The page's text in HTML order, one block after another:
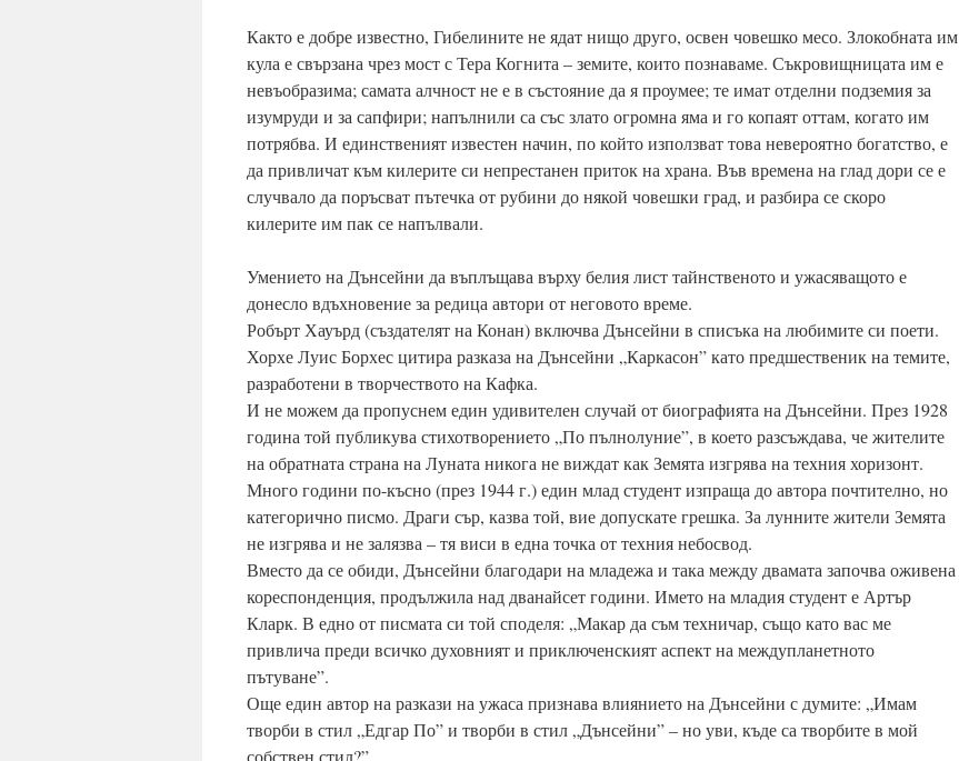
Както е добре известно, Гибелините не ядат нищо друго, освен човешко месо. Злокобната им
кула е свързана чрез мост с Тера Когнита – земите, които познаваме. Съкровищницата им е
невъобразима; самата алчност не е в състояние да я проумее; те имат отделни подземия за
изумруди и за сапфири; напълнили са със злато огромна яма и го копаят оттам, когато им
потрябва. И единственият известен начин, по който използват това невероятно богатство, е
да привличат към килерите си непрестанен приток на храна. Във времена на глад дори се е
случвало да поръсват пътечка от рубини до някой човешки град, и разбира се скоро
килерите им пак се напълвали.
Умението на Дънсейни да въплъщава върху белия лист тайнственото и ужасяващото е
донесло вдъхновение за редица автори от неговото време.
Робърт Хауърд (създателят на Конан) включва Дънсейни в списъка на любимите си поети.
Хорхе Луис Борхес цитира разказа на Дънсейни „Каркасон” като предшественик на темите,
разработени в творчеството на Кафка.
И не можем да пропуснем един удивителен случай от биографията на Дънсейни. През 1928
година той публикува стихотворението „По пълнолуние”, в което разсъждава, че жителите
на обратната страна на Луната никога не виждат как Земята изгрява на техния хоризонт.
Много години по-късно (през 1944 г.) един млад студент изпраща до автора почтително, но
категорично писмо. Драги сър, казва той, вие допускате грешка. За лунните жители Земята
не изгрява и не залязва – тя виси в една точка от техния небосвод.
Вместо да се обиди, Дънсейни благодари на младежа и така между двамата започва оживена
кореспонденция, продължила над дванайсет години. Името на младия студент е Артър
Кларк. В едно от писмата си той споделя: „Макар да съм техничар, също като вас ме
привлича преди всичко духовният и приключенският аспект на междупланетното
пътуване”.
Още един автор на разкази на ужаса признава влиянието на Дънсейни с думите: „Имам
творби в стил „Едгар По” и творби в стил „Дънсейни” – но уви, къде са творбите в мой
собствен стил?”